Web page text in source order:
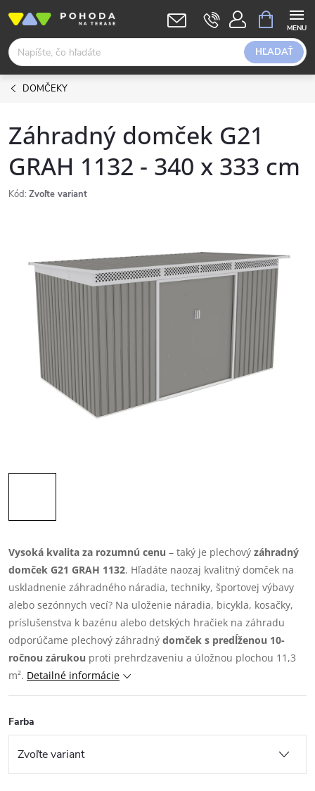
obsah
HĽADAŤ
KOŠÍK
DOMČEKY
Záhradný domček G21
GRAH 1132 - 340 x 333 cm
Kód: Zvoľte variant
Vysoká kvalita za rozumnú cenu – taký je plechový záhradný
domček G21 GRAH 1132. Hľadáte naozaj kvalitný domček na
uskladnenie záhradného náradia, techniky, športovej výbavy
alebo sezónnych vecí? Na uloženie náradia, bicykla, kosačky,
príslušenstva k bazénu alebo detských hračiek na záhradu
odporúčame plechový záhradný domček s predĺženou 10-
ročnou zárukou proti prehrdzaveniu a úložnou plochou 11,3
m². Detailné informácie
Farba